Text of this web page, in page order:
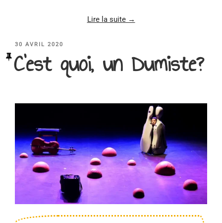
Lire la suite →
PUBLIÉ
30 AVRIL 2020
C’est quoi, un Dumiste?